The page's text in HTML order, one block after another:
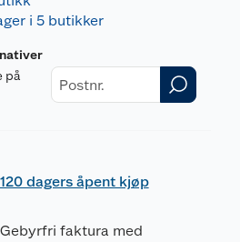
i 5 butikker
på
120 dagers åpent kjøp
Gebyrfri faktura med